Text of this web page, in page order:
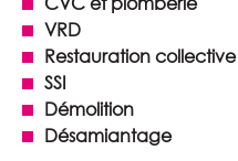
VRD
Restauration collective
SSI
Démolition
Désamiantage